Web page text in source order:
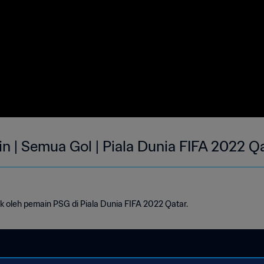
| Semua Gol | Piala Dunia FIFA 2022
oleh pemain PSG di Piala Dunia FIFA 2022 Qatar.